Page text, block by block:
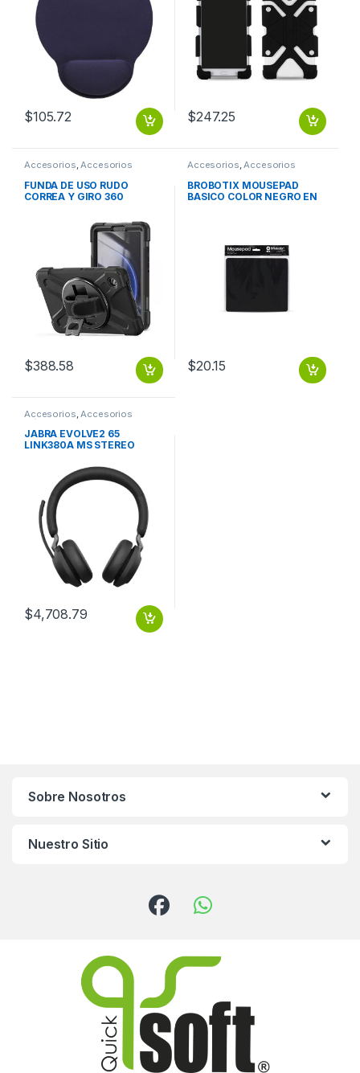
$105.72 $247.25
Accesorios,Accesorios
Notebook / Tablet
FUNDA DE USO RUDO
CORREA Y GIRO 360
$388.58
Accesorios,Accesorios
BROBOTIX MOUSEPAD
BASICO COLOR NEGRO EN
BROBOTIX
$20.15
Accesorios Accesorios
Música
JABRA EVOLVE2 65
LINK380A MS STEREO
$4,708.79
Sobre Nosotros
Nuestro Sitio